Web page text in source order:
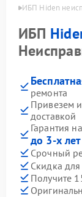
ИБП Hiden
ИБП
ремонта
Привезем
доставкой
Гарантия
до 3-х лет
Срочный
Скидка
Получите